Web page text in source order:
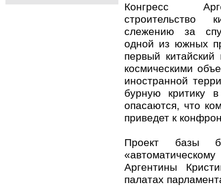
Конгресс
строительство
слежению за
одной из южных
первый
космическими
иностранной
бурную критику
опасаются, что
приведет к
Проект базы
Аргентины
палатах